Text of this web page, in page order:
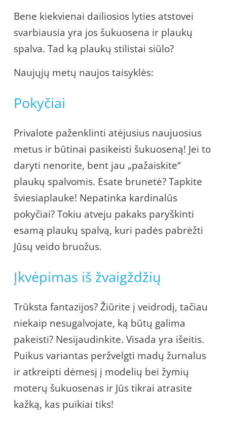
Bene kiekvienai dailiosios lyties atstovei
svarbiausia yra jos šukuosena ir plaukų
spalva. Tad ką plaukų stilistai siūlo?
Naujųjų metų naujos taisyklės:
Pokyčiai
Privalote paženklinti atėjusius naujuosius
metus ir būtinai pasikeisti šukuoseną! Jei to
daryti nenorite, bent jau „pažaiskite“
plaukų spalvomis. Esate brunetė? Tapkite
šviesiaplauke! Nepatinka kardinalūs
pokyčiai? Tokiu atveju pakaks paryškinti
esamą plaukų spalvą, kuri padės pabrėžti
Jūsų veido bruožus.
Įkvėpimas iš žvaigždžių
Trūksta fantazijos? Žiūrite į veidrodį, tačiau
niekaip nesugalvojate, ką būtų galima
pakeisti? Nesijaudinkite. Visada yra išeitis.
Puikus variantas peržvelgti madų žurnalus
ir atkreipti dėmesį į modelių bei žymių
moterų šukuosenas ir Jūs tikrai atrasite
kažką, kas puikiai tiks!